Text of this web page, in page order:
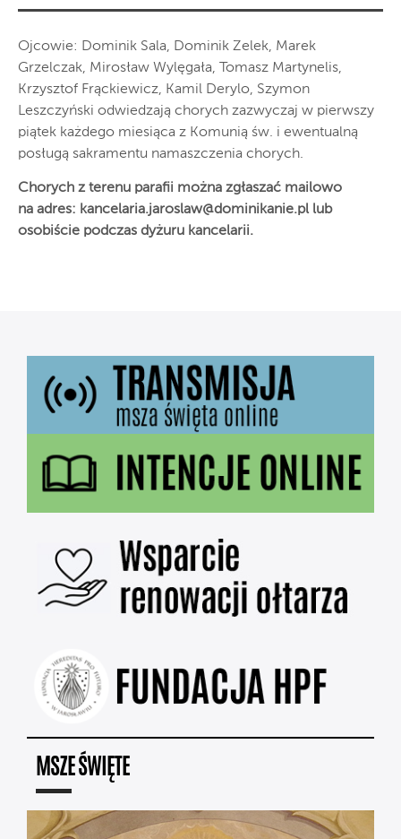
Ojcowie: Dominik Sala, Dominik Zelek, Marek
Grzelczak, Mirosław Wylęgała, Tomasz Martynelis,
Krzysztof Frąckiewicz, Kamil Derylo, Szymon
Leszczyński odwiedzają chorych zazwyczaj w pierwszy
piątek każdego miesiąca z Komunią św. i ewentualną
posługą sakramentu namaszczenia chorych.
Chorych z terenu parafii można zgłaszać mailowo
na adres: kancelaria.jaroslaw@dominikanie.pl lub
osobiście podczas dyżuru kancelarii.
MSZE ŚWIĘTE